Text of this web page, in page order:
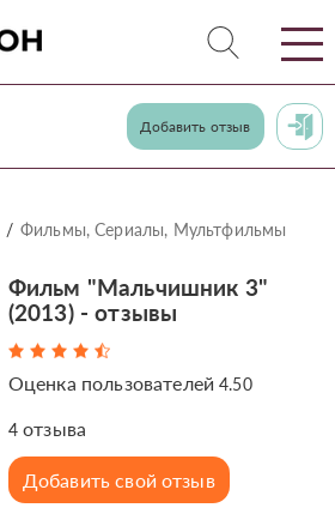
Добавить отзыв
Фильмы, Сериалы, Мультфильмы
Фильм "Мальчишник 3"
(2013) - отзывы
Оценка пользователей4.50
4отзыва
Добавить свой отзыв